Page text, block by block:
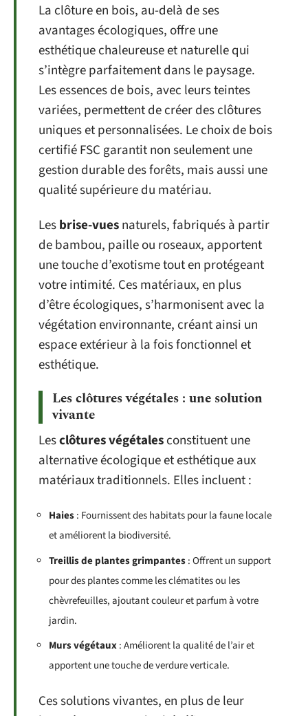
La clôture en bois, au-delà de ses
avantages écologiques, offre une
esthétique chaleureuse et naturelle qui
s’intègre parfaitement dans le paysage.
Les essences de bois, avec leurs teintes
variées, permettent de créer des clôtures
uniques et personnalisées. Le choix de bois
certifié FSC garantit non seulement une
gestion durable des forêts, mais aussi une
qualité supérieure du matériau.
Lesbrise-vuesnaturels, fabriqués à partir
de bambou, paille ou roseaux, apportent
une touche d’exotisme tout en protégeant
votre intimité. Ces matériaux, en plus
d’être écologiques, s’harmonisent avec la
végétation environnante, créant ainsi un
espace extérieur à la fois fonctionnel et
esthétique.
Les clôtures végétales : une solution
vivante
Lesclôtures végétalesconstituent une
alternative écologique et esthétique aux
matériaux traditionnels. Elles incluent :
Haies: Fournissent des habitats pour la faune locale
et améliorent la biodiversité.
Treillis de plantes grimpantes: Offrent un support
pour des plantes comme les clématites ou les
chèvrefeuilles, ajoutant couleur et parfum à votre
jardin.
Murs végétaux: Améliorent la qualité de l’air et
apportent une touche de verdure verticale.
Ces solutions vivantes, en plus de leur